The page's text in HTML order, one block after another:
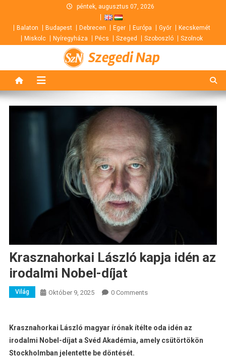
content
péntek, augusztus 07, 2026
Balaton Budapest Debrecen Eger Európa Győr
Kecskemét
Miskolc
Nyíregyháza Pécs Szeged Szoboszló Szolnok
Szegedi Nap
Krasznahorkai László kapja idén az
irodalmi Nobel-díjat
Világ Október 9, 2025 0 Comments
Krasznahorkai László magyar írónak ítélte oda idén az
irodalmi Nobel-díjat a Svéd Akadémia, amely csütörtökön
Stockholmban jelentette be döntését.